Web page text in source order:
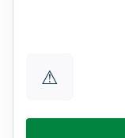
⚠